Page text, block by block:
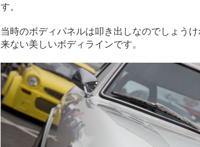
す。
当時のボディパネルは叩き出しなのでしょう
来ない美しいボディラインです。